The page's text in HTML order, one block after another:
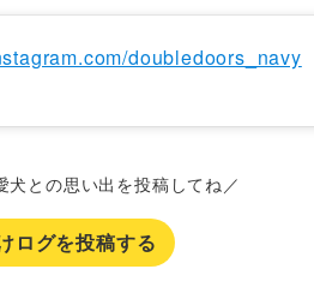
doubledoors_navy
犬との思い出を投稿してね／
ログを投稿する